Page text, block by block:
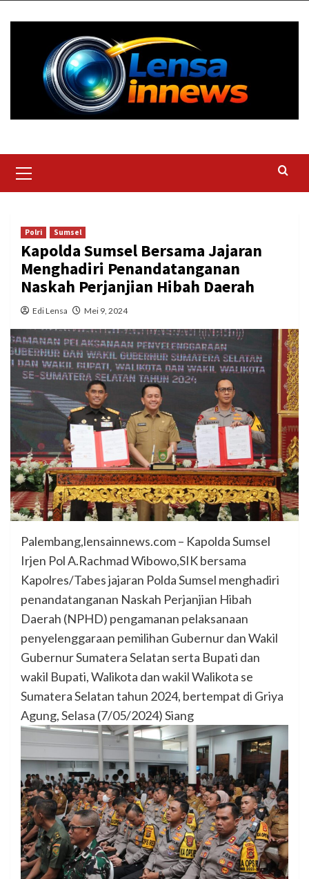
Menu
Polri Sumsel
Kapolda Sumsel Bersama Jajaran
Menghadiri Penandatanganan
Naskah Perjanjian Hibah Daerah
Edi Lensa Mei 9, 2024
Palembang,lensainnews.com – Kapolda Sumsel
Irjen Pol A.Rachmad Wibowo,SIK bersama
Kapolres/Tabes jajaran Polda Sumsel menghadiri
penandatanganan Naskah Perjanjian Hibah
Daerah (NPHD) pengamanan pelaksanaan
penyelenggaraan pemilihan Gubernur dan Wakil
Gubernur Sumatera Selatan serta Bupati dan
wakil Bupati, Walikota dan wakil Walikota se
Sumatera Selatan tahun 2024, bertempat di Griya
Agung, Selasa (7/05/2024) Siang